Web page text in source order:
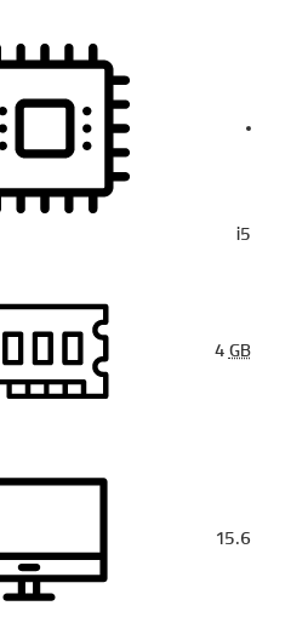
i5
4GB
15.6